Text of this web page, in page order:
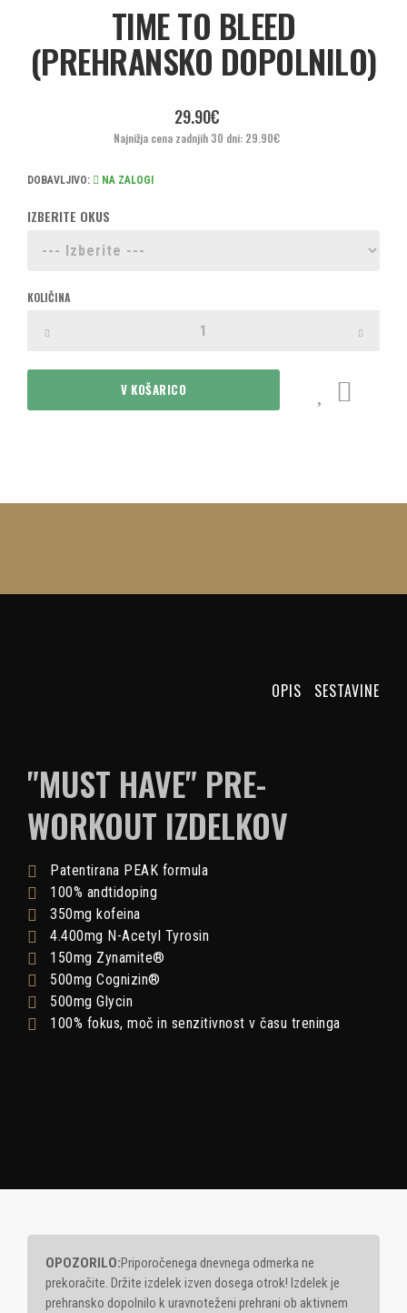
TIME TO BLEED
(PREHRANSKO DOPOLNILO)
29.90€
Najnižja cena zadnjih 30 dni: 29.90€
DOBAVLJIVO: NA ZALOGI
IZBERITE OKUS
KOLIČINA
OPIS SESTAVINE
"MUST HAVE" PRE-
WORKOUT IZDELKOV
Patentirana PEAK formula
100% andtidoping
350mg kofeina
4.400mg N-Acetyl Tyrosin
150mg Zynamite®
500mg Cognizin®
500mg Glycin
100% fokus, moč in senzitivnost v času treninga
OPOZORILO:Priporočenega dnevnega odmerka ne
prekoračite. Držite izdelek izven dosega otrok! Izdelek je
prehransko dopolnilo k uravnoteženi prehrani ob aktivnem